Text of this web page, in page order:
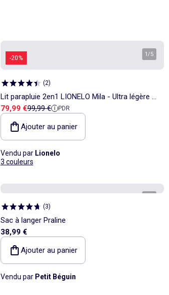
-20%
1/5
(2)
Lit parapluie 2en1 LIONELO Mila - Ultra légère -
Lit bébé - 4cm matelas - Sac inclus
Prix de vente
79,99 €Prix de référence
99,99 € PDR
Ajouter au panier
Vendu par Lionelo
3 couleurs
(3)
Sac à langer Praline
38,99 €
Ajouter au panier
Vendu par Petit Béguin